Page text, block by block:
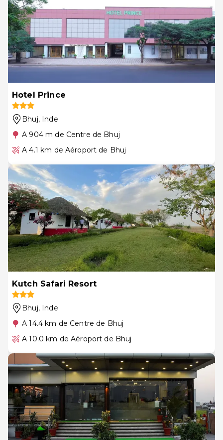
Hotel Prince
Bhuj, Inde
A 904 m de Centre de Bhuj
A 4.1 km de Aéroport de Bhuj
Kutch Safari Resort
Bhuj, Inde
A 14.4 km de Centre de Bhuj
A 10.0 km de Aéroport de Bhuj